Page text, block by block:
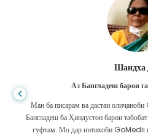
Шандха
Аз Бангладеш барои
Ман ба писарам ва дастаи
Бангладеш ба Ҳиндустон барои
гуфтам. Мо дар интихоби GoMedii